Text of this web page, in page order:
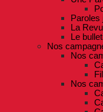
Paroles
La
Le
Nos
Nos
Nos